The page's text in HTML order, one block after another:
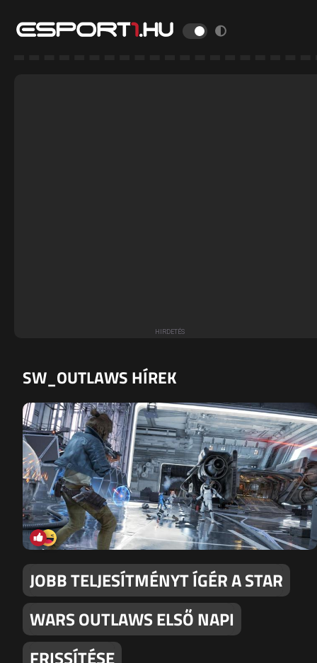
SW_OUTLAWS HÍREK
JOBB TELJESÍTMÉNYT ÍGÉR A STAR
WARS OUTLAWS ELSŐ NAPI